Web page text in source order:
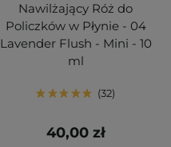
Nawilżający Róż do
Policzków w Płynie - 04
Lavender Flush - Mini - 10
ml
32
40,00 zł